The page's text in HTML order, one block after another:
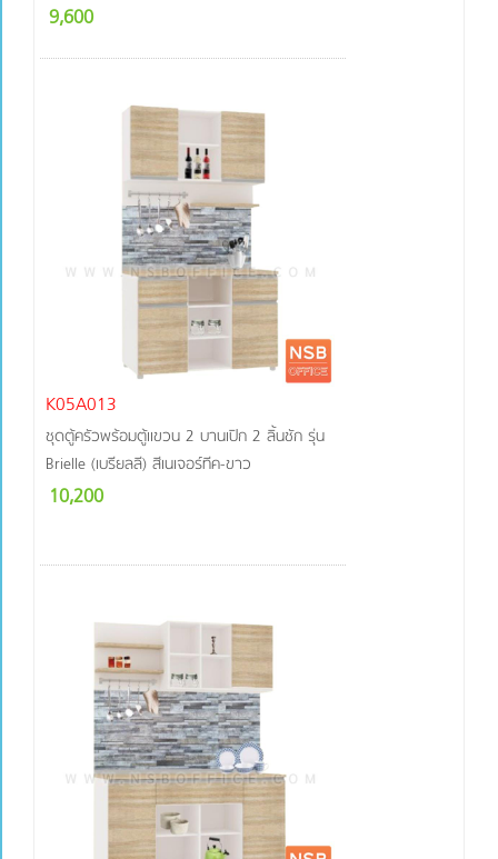
9,600
K05A013
ชุดตู้ครัวพร้อมตู้แขวน 2 บานเปิก 2 ลิ้นชัก รุ่น
Brielle (เบรียลลี) สีเนเจอร์ทีค-ขาว
10,200